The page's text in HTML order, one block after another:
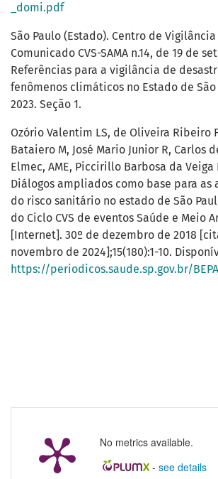
No metrics available.
- see details
_domi.pdf
São Paulo (Estado). Centro de
Comunicado CVS-SAMA n.14, de 19 de
Referências para a vigilância de
fenômenos climáticos no Estado de São
2023. Seção 1.
Ozório Valentim LS, de Oliveira Ribeiro
Bataiero M, José Mario Junior R, Carlos
Elmec, AME, Piccirillo Barbosa da Veiga
Diálogos ampliados como base para as
do risco sanitário no estado de São
do Ciclo CVS de eventos Saúde e Meio
[Internet]. 30º de dezembro de 2018
novembro de 2024];15(180):1-10.
https://periodicos.saude.sp.gov.br/BEPA182/